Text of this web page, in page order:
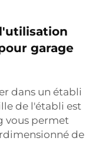
garage
dans un établi
de l'établi est
vous permet
de